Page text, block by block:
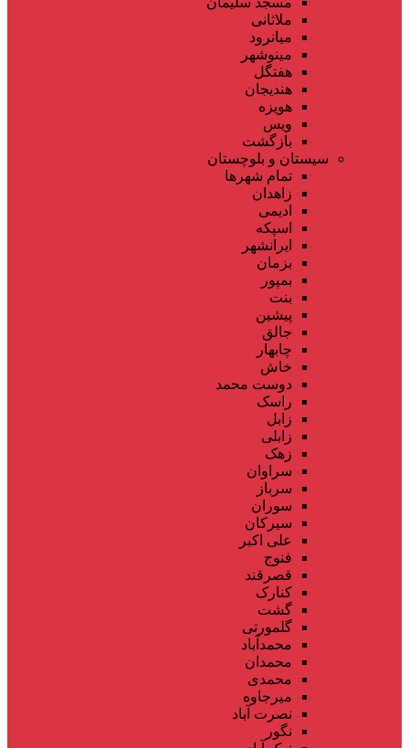
ملاثانی
میانرود
مینوشهر
هفتگل
هندیجان
هویزه
ویس
بازگشت
سیستان و بلوچستان
تمام شهر‌ها
زاهدان
ادیمی
اسپکه
ایرانشهر
بزمان
بمپور
بنت
پیشین
جالق
چابهار
خاش
دوست محمد
راسک
زابل
زابلی
زهک
سراوان
سرباز
سوران
سیرکان
علی اکبر
فنوج
قصرقند
کنارک
گشت
گلمورتی
محمدآباد
محمدان
محمدی
میرجاوه
نصرت آباد
نگور